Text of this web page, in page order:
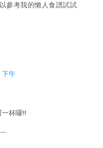
參考我的懶人食譜試試
午
杯囉!!